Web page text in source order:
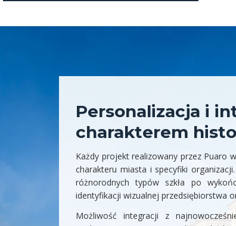
Personalizacja i
charakterem
Każdy projekt realizowany przez Puaro
charakteru miasta i specyfiki
różnorodnych typów szkła po
identyfikacji wizualnej przedsiębiorstwa
Możliwość integracji z